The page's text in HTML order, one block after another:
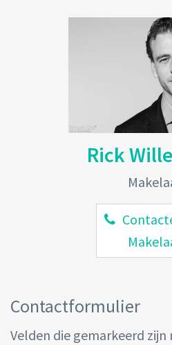
Rick
Contactformulier
Velden die gemarkeerd zijn